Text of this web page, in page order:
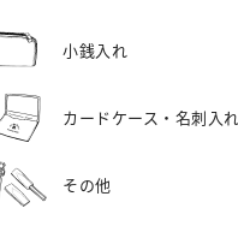
小銭入れ
カードケース・名刺入れ
その他